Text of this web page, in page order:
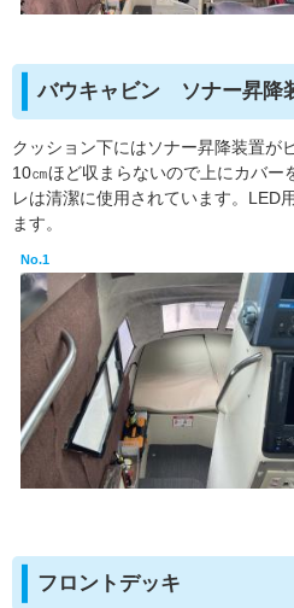
バウキャビン ソナー昇降
クッション下にはソナー昇降装置が
10㎝ほど収まらないので上にカバー
レは清潔に使用されています。LED
ます。
No.1
フロントデッキ